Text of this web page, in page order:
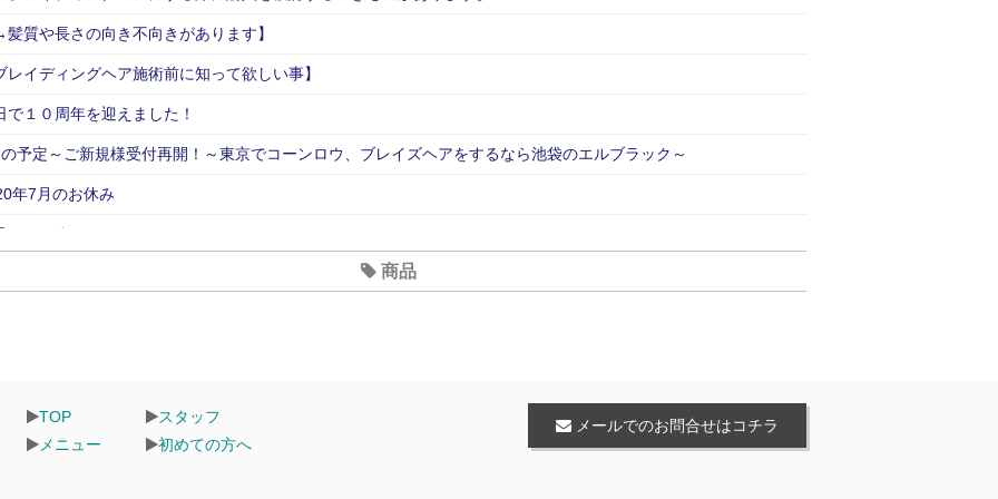
質や長さの向き不向きがあります】
レイディングヘア施術前に知って欲しい事】
で１０周年を迎えました！
予定～ご新規様受付再開！～東京でコーンロウ、ブレイズヘアをするなら池袋のエルブラック～
年7月のお休み
のおやすみ
商品
TOP
メニュー
スタッフ
初めての方へ
メールでのお問合せはコチラ